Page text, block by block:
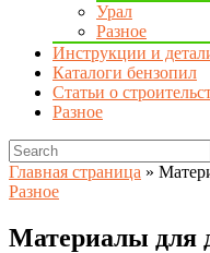
Урал
Разное
Инструкции и
Каталоги бензопил
Статьи о
Разное
Главная страница »
Разное
Материалы для